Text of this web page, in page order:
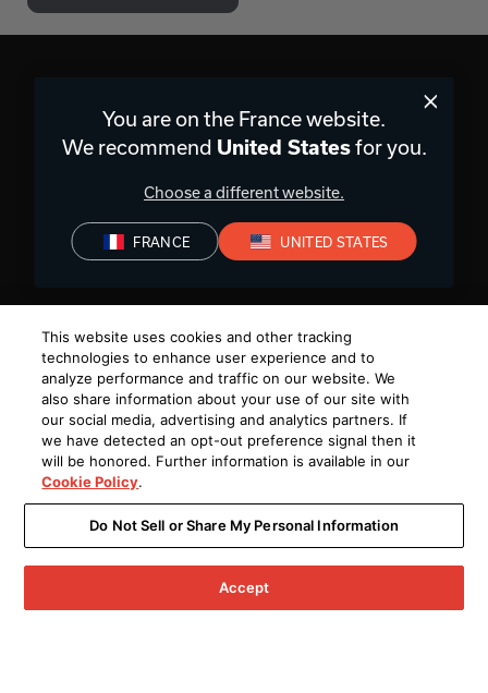
You are on the France website.
We recommend United Statesfor you.
Choose a different website.
FRANCE UNITED STATES
This website uses cookies and other tracking
technologies to enhance user experience and to
analyze performance and traffic on our website. We
also share information about your use of our site with
our social media, advertising and analytics partners. If
we have detected an opt-out preference signal then it
will be honored. Further information is available in our
Cookie Policy.
Do Not Sell or Share My Personal Information
Accept